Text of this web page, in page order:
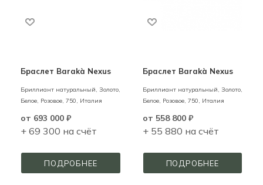
Браслет Barakà Nexus
Бриллиант натуральный, Золото,
Белое, Розовое, 750, Италия
от 693 000 ₽
+ 69 300 на счёт
ПОДРОБНЕЕ
Браслет Barakà Nexus
Бриллиант натуральный, Золото,
Белое, Розовое, 750, Италия
от 558 800 ₽
+ 55 880 на счёт
ПОДРОБНЕЕ